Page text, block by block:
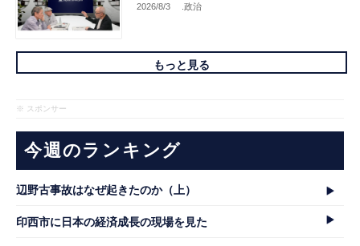
2026/8/3 .政治
もっと見る
※ スポンサー
今週のランキング
辺野古事故はなぜ起きたのか（上）
印西市に日本の経済成長の現場を見た